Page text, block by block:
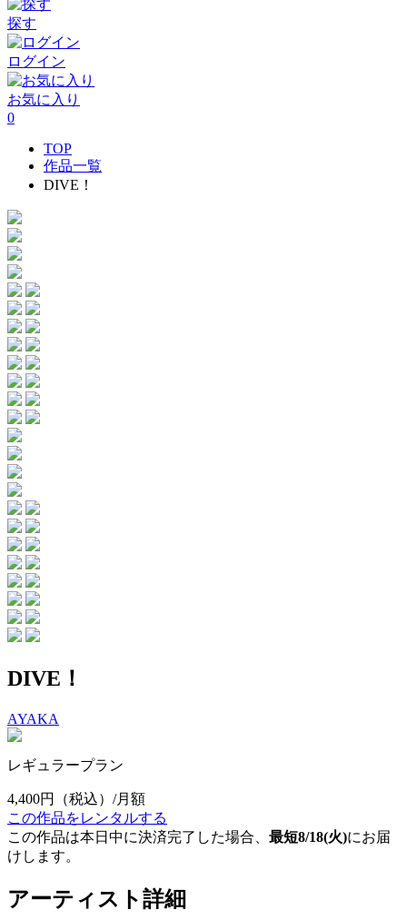
探す
ログイン
お気に入り
0
TOP
作品一覧
DIVE！
DIVE！
AYAKA
レギュラープラン
4,400円
（税込）/月額
この作品をレンタルする
この作品は本日中に決済完了した場合、 最短8/18(火)にお届
けします。
アーティスト詳細